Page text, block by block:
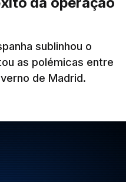
sublinhou o
as polémicas entre
de Madrid.